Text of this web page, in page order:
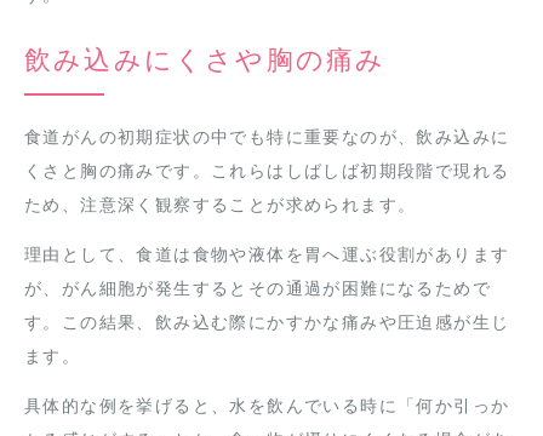
飲み込みにくさや胸の痛み
食道がんの初期症状の中でも特に重要なのが、飲み込みに
くさと胸の痛みです。これらはしばしば初期段階で現れる
ため、注意深く観察することが求められます。
理由として、食道は食物や液体を胃へ運ぶ役割があります
が、がん細胞が発生するとその通過が困難になるためで
す。この結果、飲み込む際にかすかな痛みや圧迫感が生じ
ます。
具体的な例を挙げると、水を飲んでいる時に「何か引っか